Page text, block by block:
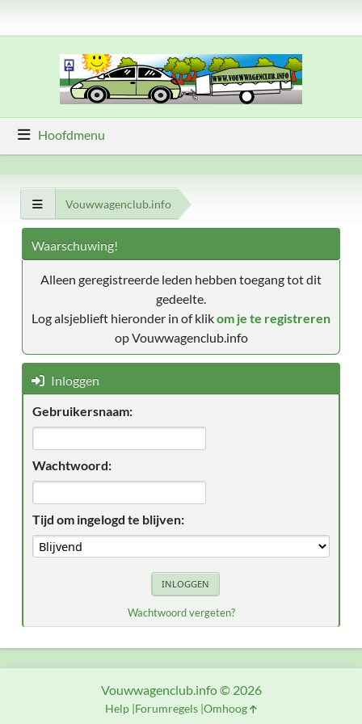
Hoofdmenu
Vouwwagenclub.info
Waarschuwing!
Alleen geregistreerde leden hebben toegang tot dit
gedeelte.
Log alsjeblieft hieronder in of klikom je te registreren
op Vouwwagenclub.info
Inloggen
Gebruikersnaam:
Wachtwoord:
Tijd om ingelogd te blijven:
Wachtwoord vergeten?
Vouwwagenclub.info © 2026
Help Forumregels Omhoog